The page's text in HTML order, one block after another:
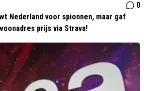
0
Nederland voor spionnen, maar gaf
prijs via Strava!